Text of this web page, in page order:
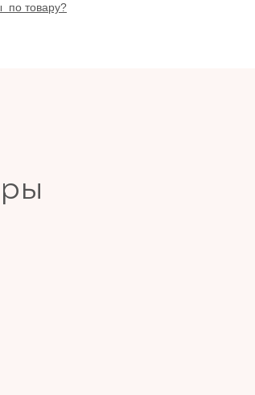
по товару?